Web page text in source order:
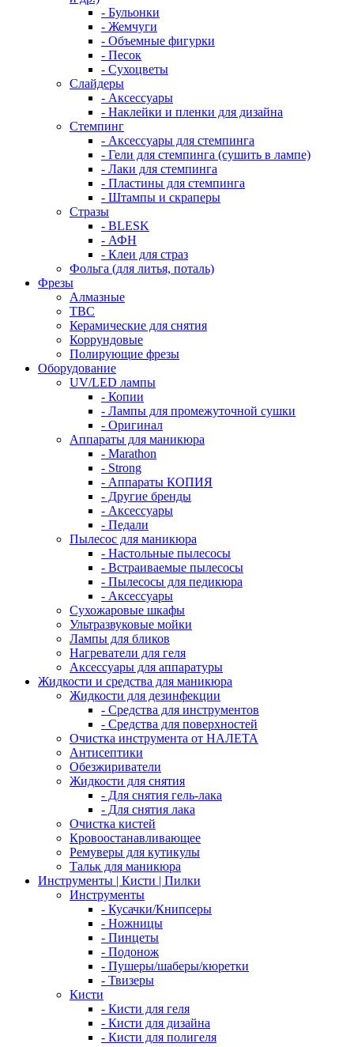
- Бульонки
- Жемчуги
- Объемные фигурки
- Песок
- Сухоцветы
Слайдеры
- Аксессуары
- Наклейки и пленки для дизайна
Стемпинг
- Аксессуары для стемпинга
- Гели для стемпинга (сушить в лампе)
- Лаки для стемпинга
- Пластины для стемпинга
- Штампы и скраперы
Стразы
- BLESK
- АФН
- Клеи для страз
Фольга (для литья, поталь)
Фрезы
Алмазные
ТВС
Керамические для снятия
Коррундовые
Полирующие фрезы
Оборудование
UV/LED лампы
- Копии
- Лампы для промежуточной сушки
- Оригинал
Аппараты для маникюра
- Marathon
- Strong
- Аппараты КОПИЯ
- Другие бренды
- Аксессуары
- Педали
Пылесос для маникюра
- Настольные пылесосы
- Встраиваемые пылесосы
- Пылесосы для педикюра
- Аксессуары
Сухожаровые шкафы
Ультразвуковые мойки
Лампы для бликов
Нагреватели для геля
Аксессуары для аппаратуры
Жидкости и средства для маникюра
Жидкости для дезинфекции
- Средства для инструментов
- Средства для поверхностей
Очистка инструмента от НАЛЕТА
Антисептики
Обезжириватели
Жидкости для снятия
- Для снятия гель-лака
- Для снятия лака
Очистка кистей
Кровоостанавливающее
Ремуверы для кутикулы
Тальк для маникюра
Инструменты | Кисти | Пилки
Инструменты
- Кусачки/Книпсеры
- Ножницы
- Пинцеты
- Подонож
- Пушеры/шаберы/кюретки
- Твизеры
Кисти
- Кисти для геля
- Кисти для дизайна
- Кисти для полигеля